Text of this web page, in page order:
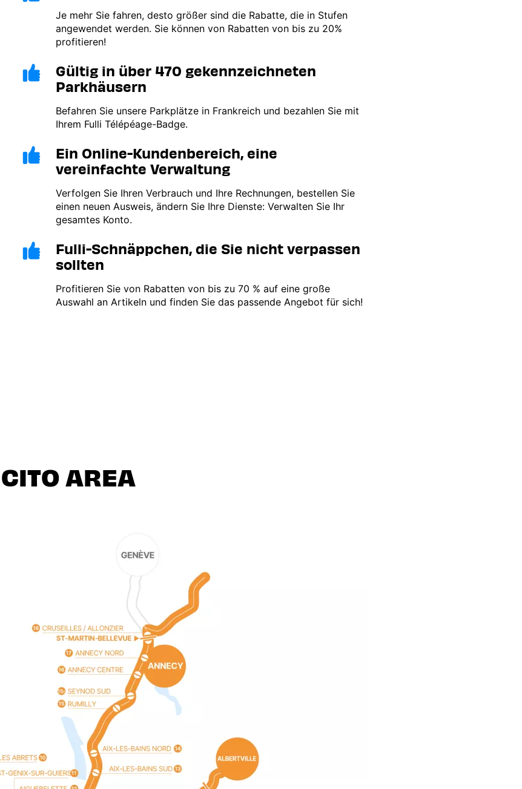
Je mehr Sie fahren, desto größer sind die Rabatte, die in Stufen
angewendet werden. Sie können von Rabatten von bis zu 20%
profitieren!
Image
Gültig in über 470 gekennzeichneten
Parkhäusern
Befahren Sie unsere Parkplätze in Frankreich und bezahlen Sie mit
Ihrem Fulli Télépéage-Badge.
Image
Ein Online-Kundenbereich, eine
vereinfachte Verwaltung
Verfolgen Sie Ihren Verbrauch und Ihre Rechnungen, bestellen Sie
einen neuen Ausweis, ändern Sie Ihre Dienste: Verwalten Sie Ihr
gesamtes Konto.
Image
Fulli-Schnäppchen, die Sie nicht verpassen
sollten
Profitieren Sie von Rabatten von bis zu 70 % auf eine große
Auswahl an Artikeln und finden Sie das passende Angebot für sich!
AREA